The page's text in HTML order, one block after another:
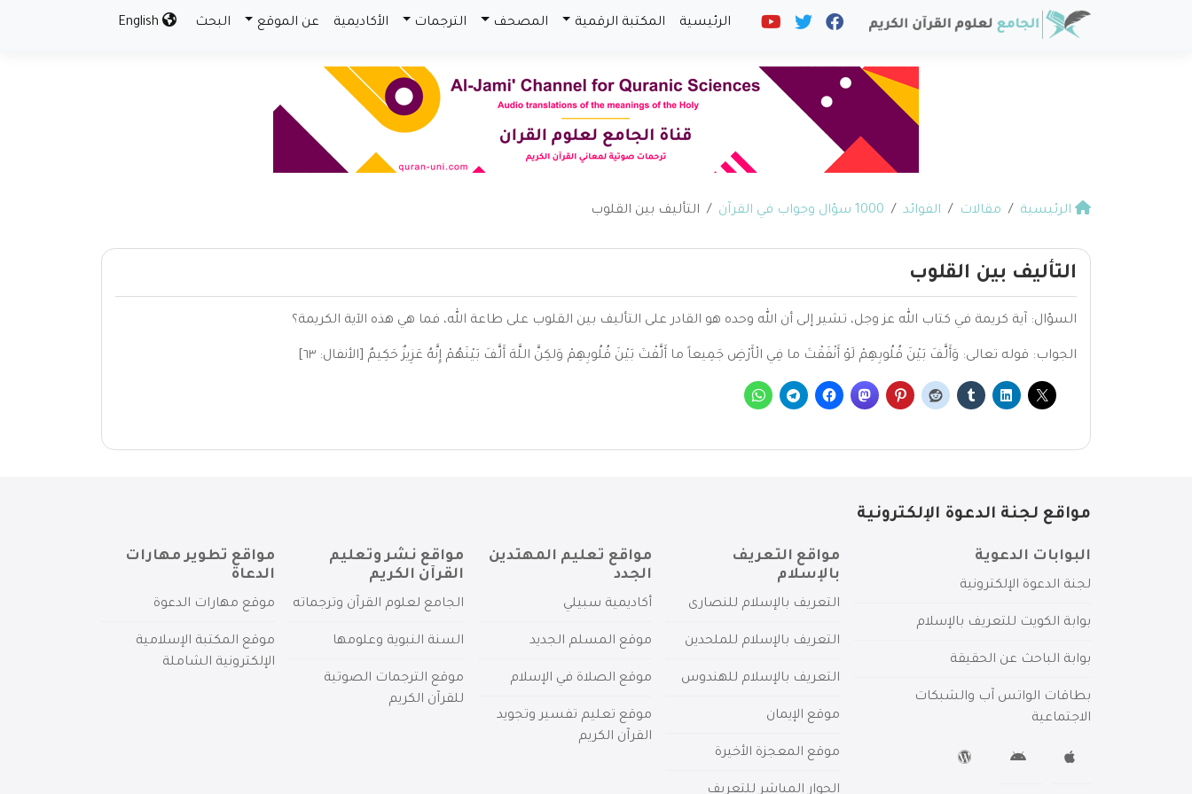
الرئيسية المكتبة الرقمية المصحف الترجمات الأكاديمية عن الموقع البحث
الرئيسية مقالات الفوائد 1000 سؤال وجواب في القرآن التأليف بين القلوب
التأليف بين القلوب
السؤال: آية كريمة في كتاب الله عز وجل، تشير إلى أن الله وحده هو القادر على التأليف بين القلوب على طاعة الله، فما هي هذه الآية الكريمة؟
الجواب: قوله تعالى: وَأَلَّفَ بَيْنَ قُلُوبِهِمْ لَوْ أَنْفَقْتَ ما فِي الْأَرْضِ جَمِيعاً ما أَلَّفْتَ بَيْنَ قُلُوبِهِمْ وَلكِنَّ اللَّهَ أَلَّفَ بَيْنَهُمْ إِنَّهُ عَزِيزٌ حَكِيمٌ [الأنفال: ٦٣]
مواقع لجنة الدعوة الإلكترونية
البوابات الدعوية
لجنة الدعوة الإلكترونية
بوابة الكويت للتعريف بالإسلام
بوابة الباحث عن الحقيقة
بطاقات الواتس آب والشبكات
الاجتماعية
مواقع التعريف
بالإسلام
التعريف بالإسلام للنصارى
التعريف بالإسلام للملحدين
التعريف بالإسلام للهندوس
موقع الإيمان
موقع المعجزة الأخيرة
الحوار المباشر للتعريف
مواقع تعليم المهتدين
الجدد
أكاديمية سبيلي
موقع المسلم الجديد
موقع الصلاة في الإسلام
موقع تعليم تفسير وتجويد
القرآن الكريم
مواقع نشر وتعليم
القرآن الكريم
الجامع لعلوم القرآن وترجماته
السنة النبوية وعلومها
موقع الترجمات الصوتية
للقرآن الكريم
مواقع تطوير مهارات
الدعاة
موقع مهارات الدعوة
موقع المكتبة الإسلامية
الإلكترونية الشاملة